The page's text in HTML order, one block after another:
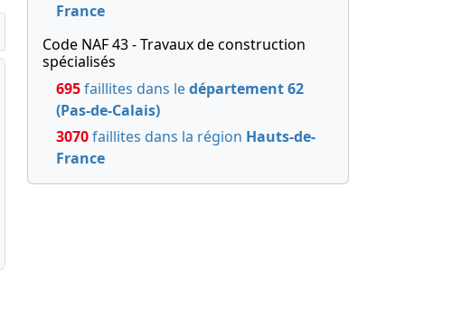
France
Code NAF 43 - Travaux de construction
spécialisés
695faillites dans ledépartement 62
(Pas-de-Calais)
3070faillites dans la région Hauts-de-
France